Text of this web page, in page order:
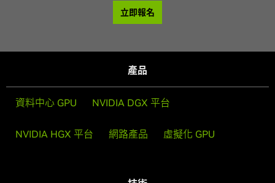
立即報名
產品
資料中心 GPU NVIDIA DGX 平台
NVIDIA HGX 平台 網路產品 虛擬化 GPU